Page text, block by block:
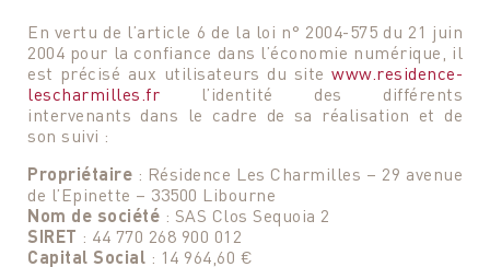
En vertu de l’article 6 de la loi n° 2004-575 du 21 juin
2004 pour la confiance dans l’économie numérique, il
est précisé aux utilisateurs du site www.residence-
lescharmilles.fr l’identité des différents
intervenants dans le cadre de sa réalisation et de
son suivi :
Propriétaire : Résidence Les Charmilles – 29 avenue
de l’Epinette – 33500 Libourne
Nom de société : SAS Clos Sequoia 2
SIRET : 44 770 268 900 012
Capital Social : 14 964,60 €